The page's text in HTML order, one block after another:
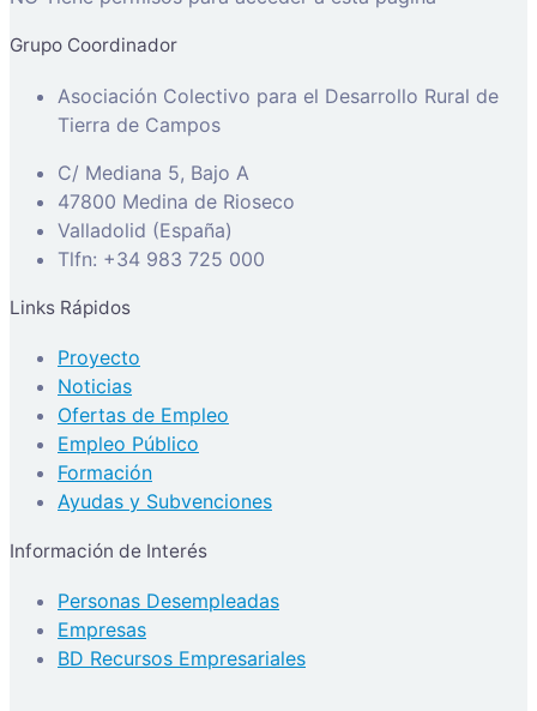
Grupo Coordinador
Asociación Colectivo para el Desarrollo Rural de
Tierra de Campos
C/ Mediana 5, Bajo A
47800 Medina de Rioseco
Valladolid (España)
Tlfn: +34 983 725 000
Links Rápidos
Proyecto
Noticias
Ofertas de Empleo
Empleo Público
Formación
Ayudas y Subvenciones
Información de Interés
Personas Desempleadas
Empresas
BD Recursos Empresariales